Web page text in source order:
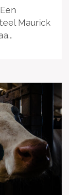
Maurick